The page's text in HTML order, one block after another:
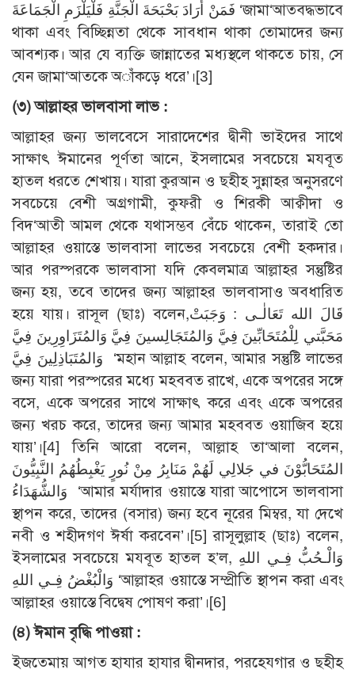
فَمَنْ أَرَادَ بَحْبَحَةَ الْجَنَّةِ فَلْيَلْزَمِ الْجَمَاعَةَ ‘জামা‘আতবদ্ধভাবে
থাকা এবং বিচ্ছিন্নতা থেকে সাবধান থাকা তোমাদের জন্য
আবশ্যক। আর যে ব্যক্তি জান্নাতের মধ্যস্থলে থাকতে চায়, সে
যেন জামা‘আতকে অাঁকড়ে ধরে’।[3]
(৩) আল্লাহর ভালবাসা লাভ :
আল্লাহর জন্য ভালবেসে সারাদেশের দ্বীনী ভাইদের সাথে
সাক্ষাৎ ঈমানের পূর্ণতা আনে, ইসলামের সবচেয়ে মযবূত
হাতল ধরতে শেখায়। যারা কুরআন ও ছহীহ সুন্নাহর অনুসরণে
সবচেয়ে বেশী অগ্রগামী, কুফরী ও শিরকী আক্বীদা ও
বিদ‘আতী আমল থেকে যথাসম্ভব বেঁচে থাকেন, তারাই তো
আল্লাহর ওয়াস্তে ভালবাসা লাভের সবচেয়ে বেশী হকদার।
আর পরস্পরকে ভালবাসা যদি কেবলমাত্র আল্লাহর সন্তুষ্টির
জন্য হয়, তবে তাদের জন্য আল্লাহর ভালবাসাও অবধারিত
হয়ে যায়। রাসূল (ছাঃ) বলেন,قَالَ الله تَعَالٰـى : وَجَبَتْ
مَحَبَّتي لِلْمُتَحَابِّينَ فِيَّ وَالمُتَجَالِسينَ فِيَّ وَالمُتَزَاوِرِينَ فِيَّ
وَالمُتَبَاذِلِينَ فِيَّ ‘মহান আল্লাহ বলেন, আমার সন্তুষ্টি লাভের
জন্য যারা পরস্পরের মধ্যে মহববত রাখে, একে অপরের সঙ্গে
বসে, একে অপরের সাথে সাক্ষাৎ করে এবং একে অপরের
জন্য খরচ করে, তাদের জন্য আমার মহববত ওয়াজিব হয়ে
যায়’।[4] তিনি আরো বলেন, আল্লাহ তা‘আলা বলেন,
المُتَحَابُّوْنَ في جَلالِي لَهُمْ مَنَابِرُ مِنْ نُورٍ يَغْبِطُهُمُ النَّبِيُّونَ
وَالشُّهَدَاءُ ‘আমার মর্যাদার ওয়াস্তে যারা আপোসে ভালবাসা
স্থাপন করে, তাদের (বসার) জন্য হবে নূরের মিম্বর, যা দেখে
নবী ও শহীদগণ ঈর্ষা করবেন’।[5] রাসূলুল্লাহ (ছাঃ) বলেন,
ইসলামের সবচেয়ে মযবূত হাতল হ’ল, وَالْـحُبُّ فِـي اللهِ
وَالْبُغْضُ فِـي اللهِ ‘আল্লাহর ওয়াস্তে সম্প্রীতি স্থাপন করা এবং
আল্লাহর ওয়াস্তে বিদ্বেষ পোষণ করা’।[6]
(৪) ঈমান বৃদ্ধি পাওয়া :
ইজতেমায় আগত হাযার হাযার দ্বীনদার, পরহেযগার ও ছহীহ